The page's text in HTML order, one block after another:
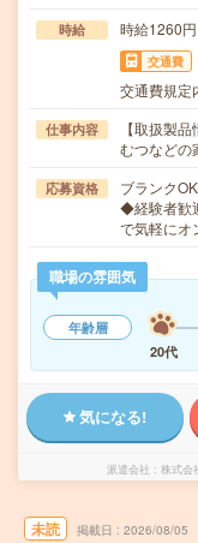
時給 時給1260円
交通費
交通費規定
仕事内容
【取扱製
むつなどの
応募資格
ブランク
◆経験者歓
で気軽に
職場の雰囲気
年齢層
20代
気になる!
派遣会社 株式会
未読 掲載日 2026/08/05